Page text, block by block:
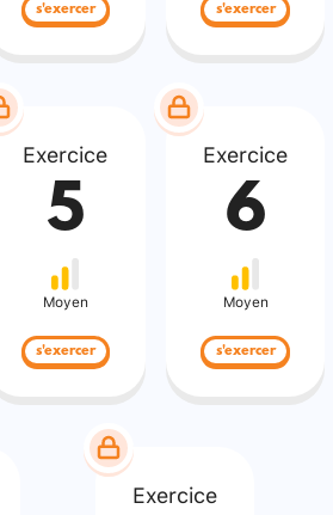
s'exercer s'exercer
Exercice
5
Moyen
s'exercer
Exercice
6
Moyen
s'exercer
Exercice